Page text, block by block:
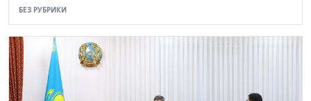
БЕЗ РУБРИКИ